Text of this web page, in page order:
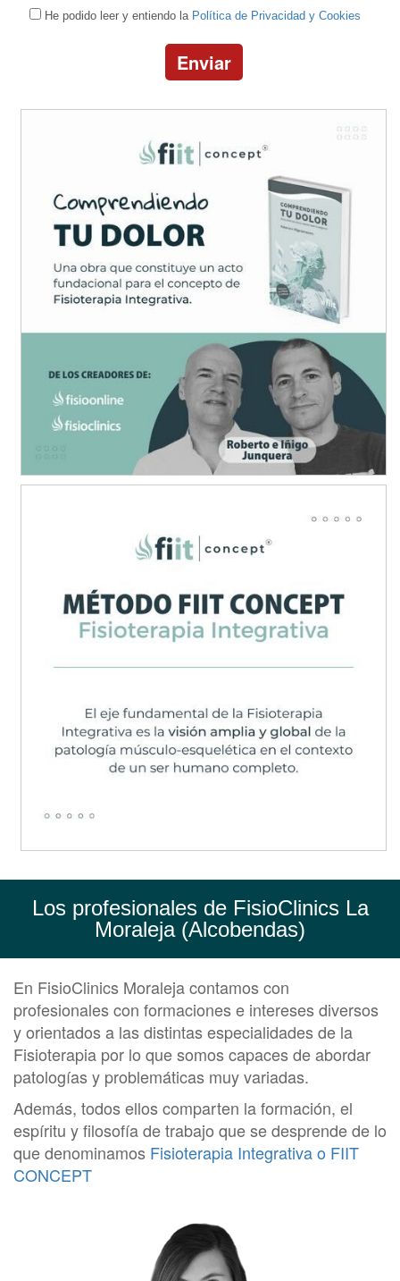
He podido leer y entiendo la Política de Privacidad y Cookies
Enviar
Los profesionales de FisioClinics La
Moraleja (Alcobendas)
En FisioClinics Moraleja contamos con
profesionales con formaciones e intereses diversos
y orientados a las distintas especialidades de la
Fisioterapia por lo que somos capaces de abordar
patologías y problemáticas muy variadas.
Además, todos ellos comparten la formación, el
espíritu y filosofía de trabajo que se desprende de lo
que denominamos Fisioterapia Integrativa o FIIT
CONCEPT